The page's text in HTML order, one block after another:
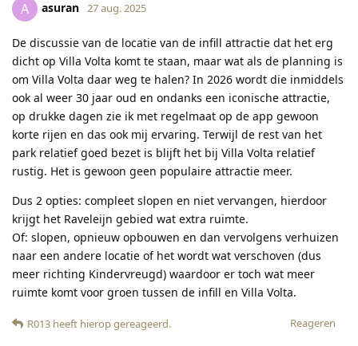
A asuran 27 aug. 2025
De discussie van de locatie van de infill attractie dat het erg
dicht op Villa Volta komt te staan, maar wat als de planning is
om Villa Volta daar weg te halen? In 2026 wordt die inmiddels
ook al weer 30 jaar oud en ondanks een iconische attractie,
op drukke dagen zie ik met regelmaat op de app gewoon
korte rijen en das ook mij ervaring. Terwijl de rest van het
park relatief goed bezet is blijft het bij Villa Volta relatief
rustig. Het is gewoon geen populaire attractie meer.
Dus 2 opties: compleet slopen en niet vervangen, hierdoor
krijgt het Raveleijn gebied wat extra ruimte.
Of: slopen, opnieuw opbouwen en dan vervolgens verhuizen
naar een andere locatie of het wordt wat verschoven (dus
meer richting Kindervreugd) waardoor er toch wat meer
ruimte komt voor groen tussen de infill en Villa Volta.
Reageren
R013 heeft hierop gereageerd.